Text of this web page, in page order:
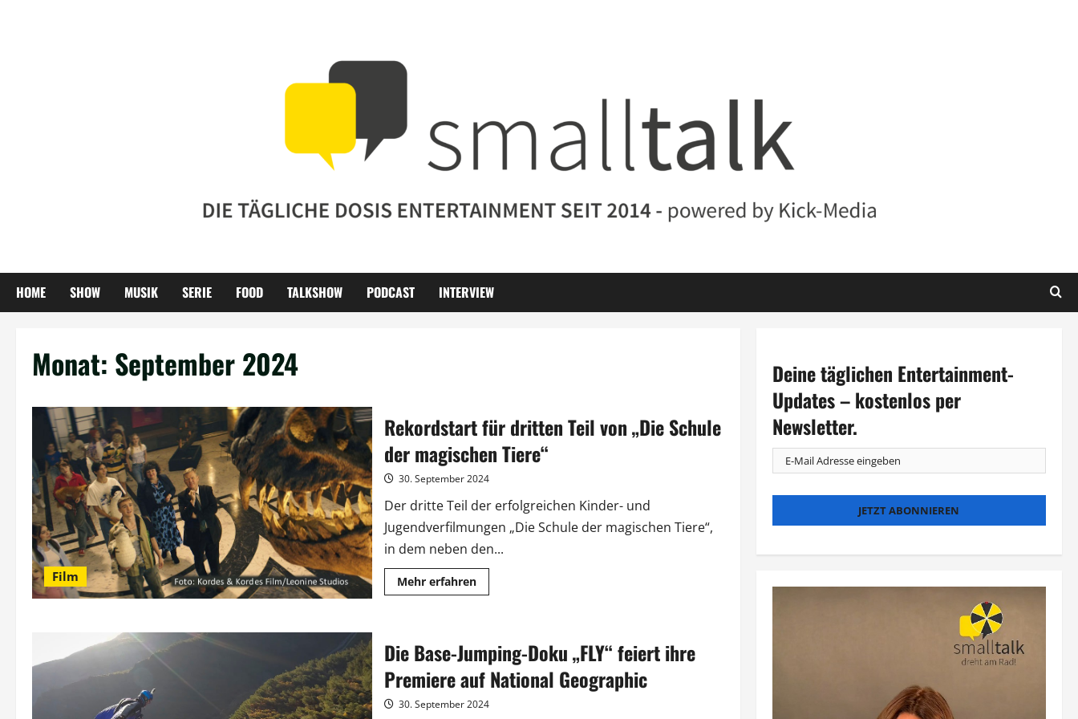
HOME SHOW MUSIK SERIE FOOD TALKSHOW PODCAST INTERVIEW
Monat: September 2024
Film
Rekordstart für dritten Teil von „Die Schule
der magischen Tiere“
30. September 2024
Der dritte Teil der erfolgreichen Kinder- und
Jugendverfilmungen „Die Schule der magischen Tiere“,
in dem neben den...
Mehr erfahrenMehr
Informationen
Teil
von
„Die
Schule
der
magischen
Die Base-Jumping-Doku „FLY“ feiert ihre
Premiere auf National Geographic
30. September 2024
Deine täglichen Entertainment-
Updates – kostenlos per
Newsletter.